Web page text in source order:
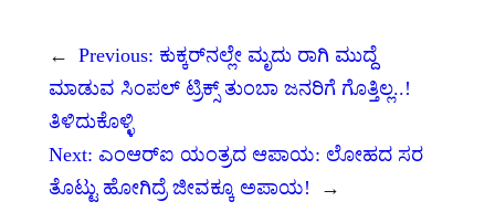
← Previous: ಕುಕ್ಕರ್‌ನಲ್ಲೇ ಮೃದು ರಾಗಿ ಮುದ್ದೆ
ಮಾಡುವ ಸಿಂಪಲ್ ಟ್ರಿಕ್ಸ್ ತುಂಬಾ ಜನರಿಗೆ ಗೊತ್ತಿಲ್ಲ..!
ತಿಳಿದುಕೊಳ್ಳಿ
Next: ಎಂಆರ್‌ಐ ಯಂತ್ರದ ಆಪಾಯ: ಲೋಹದ ಸರ
ತೊಟ್ಟು ಹೋಗಿದ್ರೆ ಜೀವಕ್ಕೂ ಅಪಾಯ!
→